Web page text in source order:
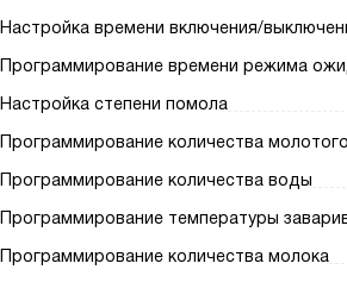
Настройка времени включения/
Программирование времени режима
Настройка степени помола
Программирование количества
Программирование количества воды
Программирование температуры
Программирование количества молока